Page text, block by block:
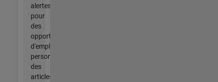
alertes
pour
des
opportunités
d'emploi
personnalisées,
des
articles